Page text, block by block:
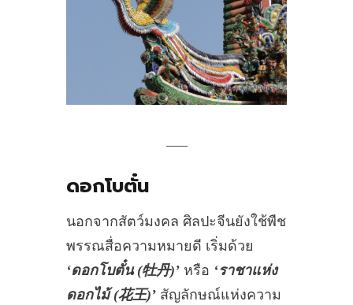
ดอกโบตั๋น
นอกจากสัตว์มงคล ศิลปะจีนยังใช้พืช
พรรณสื่อความหมายดี เริ่มด้วย
‘ดอกโบตั๋น (牡丹)’ หรือ ‘ราชาแห่ง
ดอกไม้ (花王)’ สัญลักษณ์แห่งความ